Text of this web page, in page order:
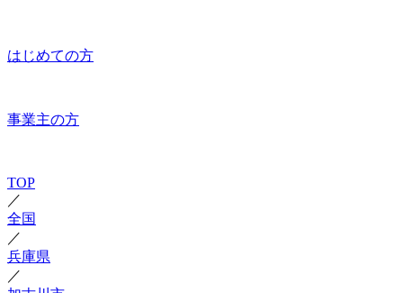
はじめての方
事業主の方
TOP
／
全国
／
兵庫県
／